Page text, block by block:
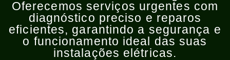
Oferecemos serviços urgentes com
diagnóstico preciso e reparos
eficientes, garantindo a segurança e
o funcionamento ideal das suas
instalações elétricas.